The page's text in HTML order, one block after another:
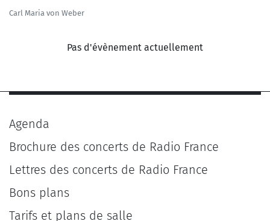
Carl Maria von Weber
Pas d'évènement actuellement
Agenda
Brochure des concerts de Radio France
Lettres des concerts de Radio France
Bons plans
Tarifs et plans de salle